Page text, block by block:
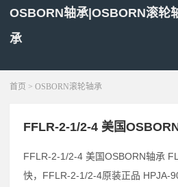
OSBORN轴承|OSBORN滚轮
承
首页 > OSBORN滚轮轴承
FFLR-2-1/2-4 美国
FFLR-2-1/2-4 美国OSBORN轴承
快，FFLR-2-1/2-4原装正品 HPJA-